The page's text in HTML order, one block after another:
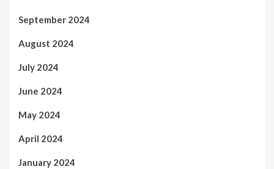
September 2024
August 2024
July 2024
June 2024
May 2024
April 2024
January 2024